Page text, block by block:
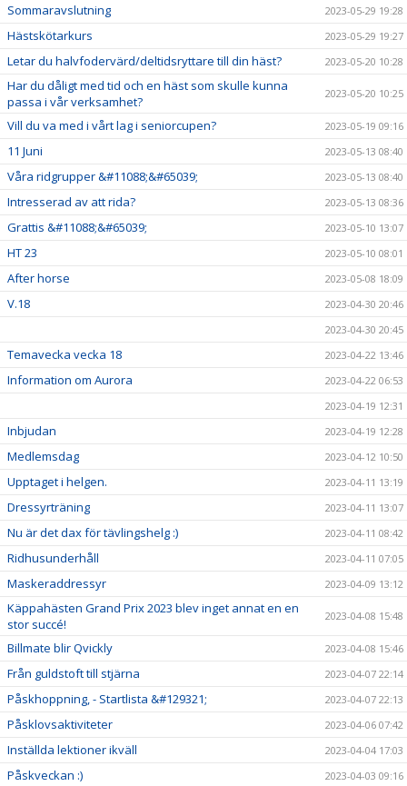
Sommaravslutning 2023-05-29 19:28
Hästskötarkurs 2023-05-29 19:27
Letar du halvfodervärd/deltidsryttare till din häst? 2023-05-20 10:28
Har du dåligt med tid och en häst som skulle kunna
passa i vår verksamhet?
2023-05-20 10:25
Vill du va med i vårt lag i seniorcupen? 2023-05-19 09:16
11 Juni 2023-05-13 08:40
Våra ridgrupper &#11088;&#65039; 2023-05-13 08:40
Intresserad av att rida? 2023-05-13 08:36
Grattis &#11088;&#65039; 2023-05-10 13:07
HT 23 2023-05-10 08:01
After horse 2023-05-08 18:09
V.18
2023-04-30 20:46
2023-04-30 20:45
Temavecka vecka 18 2023-04-22 13:46
Information om Aurora
2023-04-22 06:53
2023-04-19 12:31
Inbjudan 2023-04-19 12:28
Medlemsdag 2023-04-12 10:50
Upptaget i helgen. 2023-04-11 13:19
Dressyrträning 2023-04-11 13:07
Nu är det dax för tävlingshelg :) 2023-04-11 08:42
Ridhusunderhåll 2023-04-11 07:05
Maskeraddressyr 2023-04-09 13:12
Käppahästen Grand Prix 2023 blev inget annat en en
stor succé!
2023-04-08 15:48
Billmate blir Qvickly 2023-04-08 15:46
Från guldstoft till stjärna 2023-04-07 22:14
Påskhoppning, - Startlista &#129321; 2023-04-07 22:13
Påsklovsaktiviteter 2023-04-06 07:42
Inställda lektioner ikväll 2023-04-04 17:03
Påskveckan :) 2023-04-03 09:16